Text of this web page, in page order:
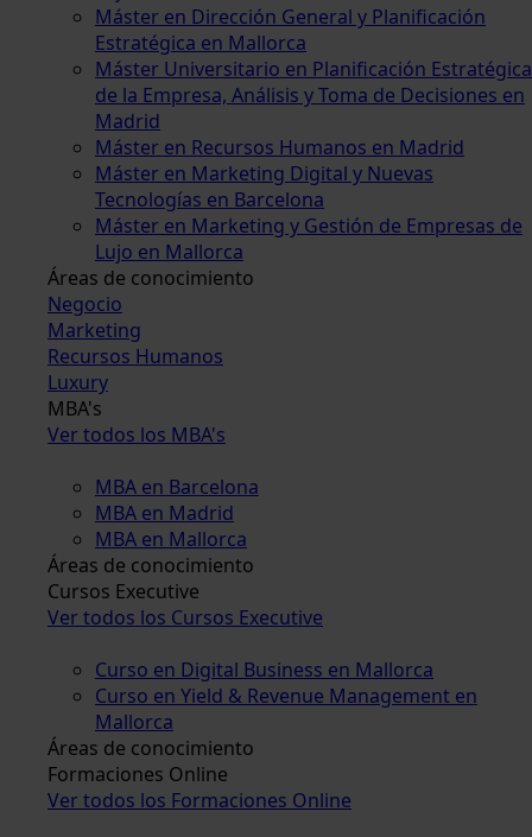
Máster en Dirección General y Planificación
Estratégica en Mallorca
Máster Universitario en Planificación Estratégica
de la Empresa, Análisis y Toma de Decisiones en
Madrid
Máster en Recursos Humanos en Madrid
Máster en Marketing Digital y Nuevas
Tecnologías en Barcelona
Máster en Marketing y Gestión de Empresas de
Lujo en Mallorca
Áreas de conocimiento
Negocio
Marketing
Recursos Humanos
Luxury
MBA's
Ver todos los MBA's
MBA en Barcelona
MBA en Madrid
MBA en Mallorca
Áreas de conocimiento
Cursos Executive
Ver todos los Cursos Executive
Curso en Digital Business en Mallorca
Curso en Yield & Revenue Management en
Mallorca
Áreas de conocimiento
Formaciones Online
Ver todos los Formaciones Online